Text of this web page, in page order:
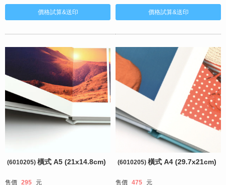
(6010205)橫式 A5 (21x14.8cm)
售價 295 元
(6010205)橫式 A4 (29.7x21cm)
售價 475 元